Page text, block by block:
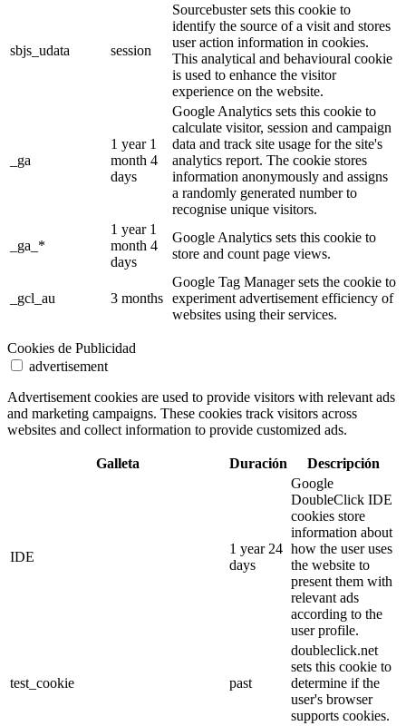
sbjs_udata session
Sourcebuster sets this cookie to
identify the source of a visit and stores
user action information in cookies.
This analytical and behavioural cookie
is used to enhance the visitor
experience on the website.
_ga
1 year 1
month 4
days
Google Analytics sets this cookie to
calculate visitor, session and campaign
data and track site usage for the site's
analytics report. The cookie stores
information anonymously and assigns
a randomly generated number to
recognise unique visitors.
_ga_*
1 year 1
month 4
days
Google Analytics sets this cookie to
store and count page views.
_gcl_au 3 months
Google Tag Manager sets the cookie to
experiment advertisement efficiency of
websites using their services.
Cookies de Publicidad
advertisement
Advertisement cookies are used to provide visitors with relevant ads
and marketing campaigns. These cookies track visitors across
websites and collect information to provide customized ads.
Galleta Duración Descripción
IDE
1 year 24
days
Google
DoubleClick IDE
cookies store
information about
how the user uses
the website to
present them with
relevant ads
according to the
user profile.
test_cookie past
doubleclick.net
sets this cookie to
determine if the
user's browser
supports cookies.